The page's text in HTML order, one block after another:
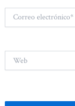
electrónico*